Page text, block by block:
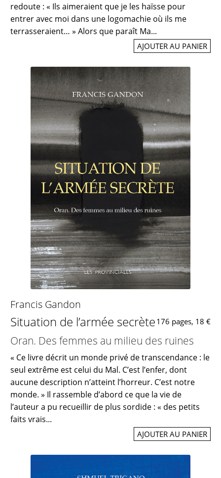
redoute : « Ils aimeraient que je les haïsse pour
entrer avec moi dans une logomachie où ils me
terrasseraient… » Alors que paraît Ma...
AJOUTER AU PANIER
Francis Gandon
Situation de l’armée secrète 176 pages, 18 €
Oran. Des femmes au milieu des ruines
« Ce livre décrit un monde privé de transcendance : le
seul extrême est celui du Mal. C’est l’enfer, dont
aucune description n’atteint l’horreur. C’est notre
monde. » Il rassemble d’abord ce que la vie de
l’auteur a pu recueillir de plus sordide : « des petits
faits vrais...
AJOUTER AU PANIER